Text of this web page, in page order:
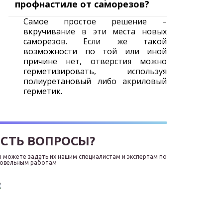
профнастиле от саморезов?
Самое простое решение –
вкручивание в эти места новых
саморезов. Если же такой
возможности по той или иной
причине нет, отверстия можно
герметизировать, используя
полиуретановый либо акриловый
герметик.
ВОПРОСЫ?
можете задать их нашим специалистам и экспертам по
работам